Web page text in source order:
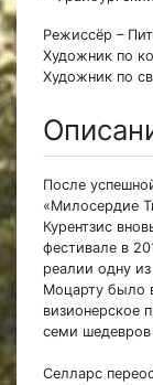
Режиссёр –
Художник по
Художник по
После
«Милосердие
Курентзис
фестивале в
реалии одну
Моцарту было
визионерское
семи шедевров
Селларс